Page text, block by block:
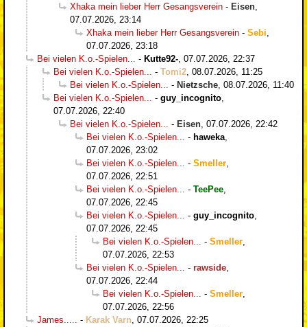
Xhaka mein lieber Herr Gesangsverein - Eisen,
07.07.2026, 23:14
Xhaka mein lieber Herr Gesangsverein - Sebi,
07.07.2026, 23:18
Bei vielen K.o.-Spielen... - Kutte92-, 07.07.2026, 22:37
Bei vielen K.o.-Spielen... - Tomi2, 08.07.2026, 11:25
Bei vielen K.o.-Spielen... - Nietzsche, 08.07.2026, 11:40
Bei vielen K.o.-Spielen... - guy_incognito,
07.07.2026, 22:40
Bei vielen K.o.-Spielen... - Eisen, 07.07.2026, 22:42
Bei vielen K.o.-Spielen... - haweka,
07.07.2026, 23:02
Bei vielen K.o.-Spielen... - Smeller,
07.07.2026, 22:51
Bei vielen K.o.-Spielen... - TeePee,
07.07.2026, 22:45
Bei vielen K.o.-Spielen... - guy_incognito,
07.07.2026, 22:45
Bei vielen K.o.-Spielen... - Smeller,
07.07.2026, 22:53
Bei vielen K.o.-Spielen... - rawside,
07.07.2026, 22:44
Bei vielen K.o.-Spielen... - Smeller,
07.07.2026, 22:56
James..... - Karak Varn, 07.07.2026, 22:25